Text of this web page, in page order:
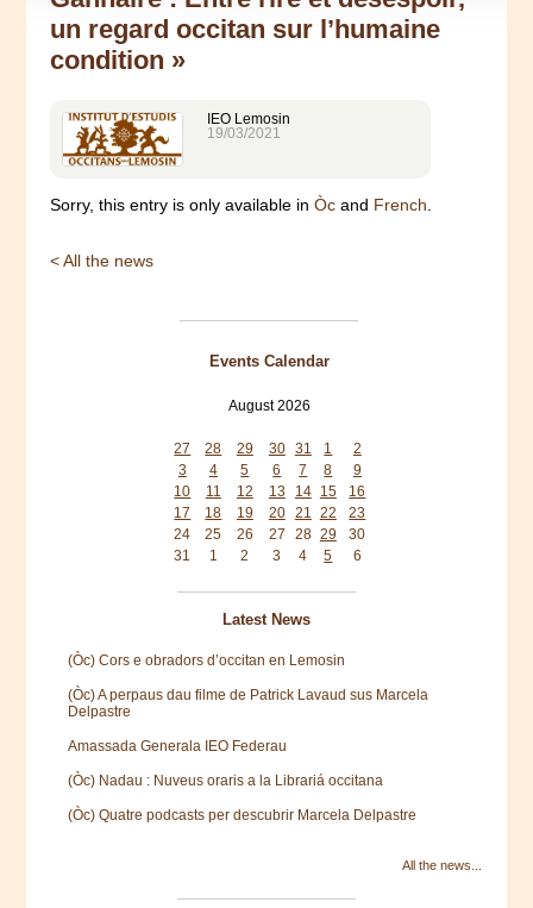
un regard occitan sur l’humaine
condition »
IEO Lemosin
19/03/2021
Sorry, this entry is only available inÒc and French.
< All the news
Events Calendar
August 2026
27
28 29 30 31 1
2
3
4 5 6 7 8
9
10
11 12 13 14 15
16
17
18 19 20 21 22
23
24
25 26 27 28 29
30
31
1 2 3 4 5 6
Latest News
(Òc) Cors e obradors d’occitan en Lemosin
(Òc) A perpaus dau filme de Patrick Lavaud sus Marcela
Delpastre
Amassada Generala IEO Federau
(Òc) Nadau : Nuveus oraris a la Librariá occitana
(Òc) Quatre podcasts per descubrir Marcela Delpastre
All the news...